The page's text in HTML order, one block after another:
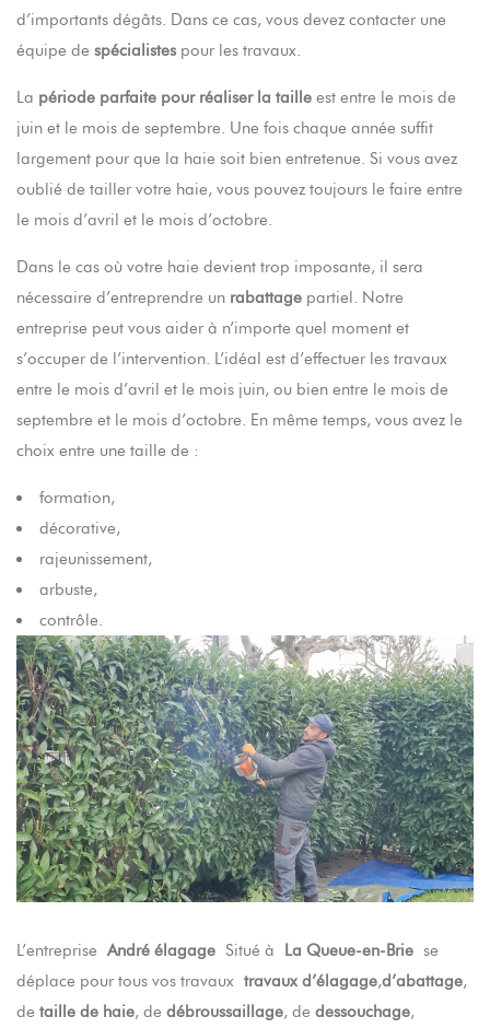
d’importants dégâts. Dans ce cas, vous devez contacter une
équipe de spécialistes pour les travaux.
La période parfaite pour réaliser la taille est entre le mois de
juin et le mois de septembre. Une fois chaque année suffit
largement pour que la haie soit bien entretenue. Si vous avez
oublié de tailler votre haie, vous pouvez toujours le faire entre
le mois d’avril et le mois d’octobre.
Dans le cas où votre haie devient trop imposante, il sera
nécessaire d’entreprendre un rabattage partiel. Notre
entreprise peut vous aider à n’importe quel moment et
s’occuper de l’intervention. L’idéal est d’effectuer les travaux
entre le mois d’avril et le mois juin, ou bien entre le mois de
septembre et le mois d’octobre. En même temps, vous avez le
choix entre une taille de :
formation,
décorative,
rajeunissement,
arbuste,
contrôle.
L’entreprise André élagage Situé à La Queue-en-Brie se
déplace pour tous vos travaux travaux d’élagage,d’abattage,
de taille de haie, de débroussaillage, de dessouchage,